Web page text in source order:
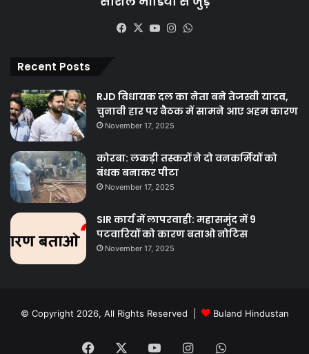
Facebook
X YouTubeInstagram
Recent Posts
RJD विधायक दल का नेता बने तेजस्वी यादव,
चुनावी हार पर बैठक में सामने आए अहम कारण
November 17, 2025
कोरबा: लकड़ी तस्करों ने दो वनकर्मियों को
बंधक बनाकर पीटा
November 17, 2025
SIR कार्य में लापरवाही: महासमुंद में 9
पटवारियों को कारण बताओ नोटिस
November 17, 2025
© Copyright 2026, All Rights Reserved | Buland Hindustan
Facebook YouTubeInstagramWhatsApp